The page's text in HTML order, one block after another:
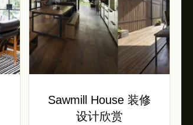
Sawmill House 装修
设计欣赏